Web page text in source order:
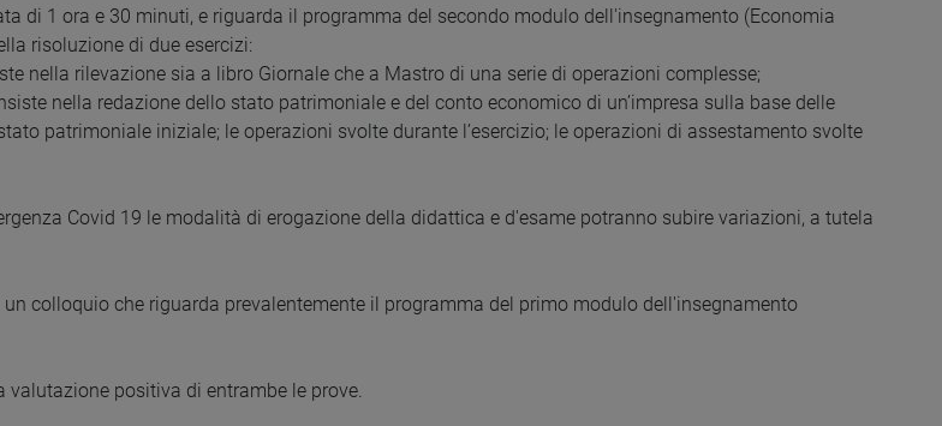
di 1 ora e 30 minuti, e riguarda il programma del secondo modulo dell'insegnamento (Economia
risoluzione di due esercizi:
nella rilevazione sia a libro Giornale che a Mastro di una serie di operazioni complesse;
nella redazione dello stato patrimoniale e del conto economico di un’impresa sulla base delle
patrimoniale iniziale; le operazioni svolte durante l’esercizio; le operazioni di assestamento svolte
Covid 19 le modalità di erogazione della didattica e d'esame potranno subire variazioni, a tutela
colloquio che riguarda prevalentemente il programma del primo modulo dell'insegnamento
valutazione positiva di entrambe le prove.